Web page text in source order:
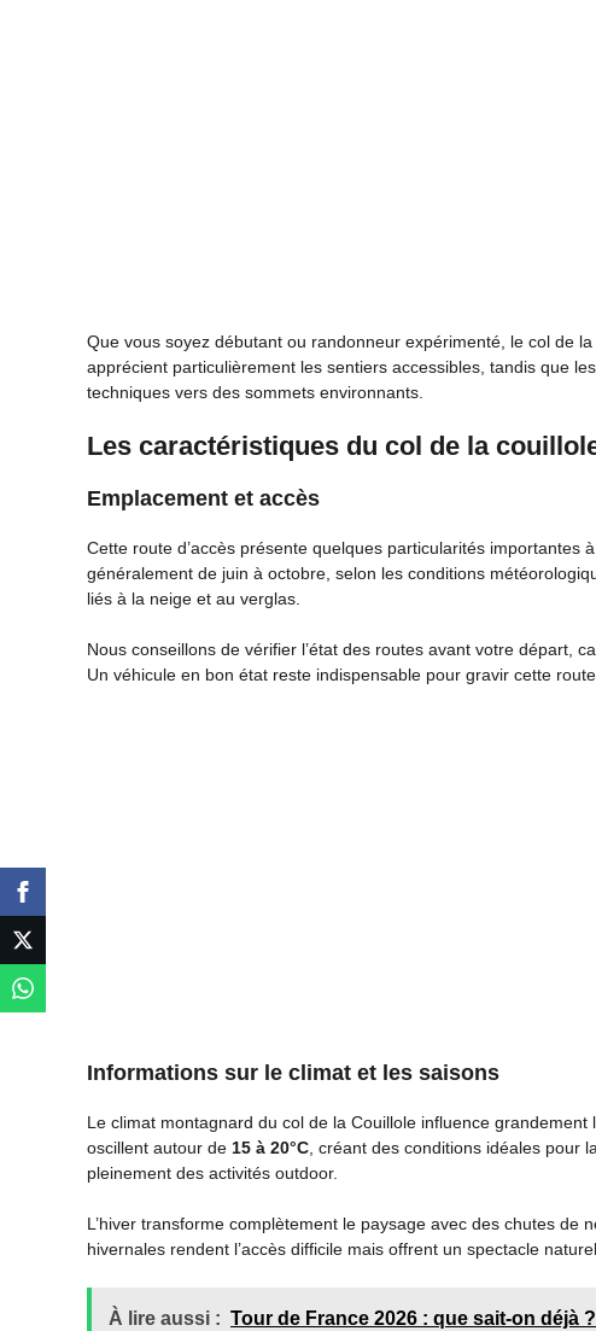
Que vous soyez débutant ou randonneur expérimenté, le col de
apprécient particulièrement les sentiers accessibles, tandis que
techniques vers des sommets environnants.
Les caractéristiques du col de la
Emplacement et accès
Cette route d’accès présente quelques particularités
généralement de juin à octobre, selon les conditions
liés à la neige et au verglas.
Nous conseillons de vérifier l’état des routes avant votre départ,
Un véhicule en bon état reste indispensable pour gravir cette
Informations sur le climat et les saisons
Le climat montagnard du col de la Couillole influence
oscillent autour de 15 à 20°C, créant des conditions idéales pour
pleinement des activités outdoor.
L’hiver transforme complètement le paysage avec des chutes
hivernales rendent l’accès difficile mais offrent un spectacle
À lire aussi : Tour de France 2026 : que sait-on déjà ?